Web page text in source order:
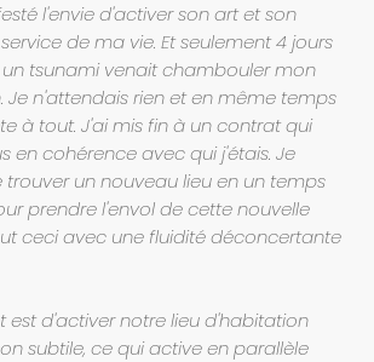
l'envie d'activer son art et son
de ma vie. Et seulement 4 jours
un tsunami venait chambouler mon
Je n'attendais rien et en même temps
à tout. J'ai mis fin à un contrat qui
en cohérence avec qui j'étais. Je
trouver un nouveau lieu en un temps
prendre l'envol de cette nouvelle
ceci avec une fluidité déconcertante
est d'activer notre lieu d'habitation
subtile, ce qui active en parallèle